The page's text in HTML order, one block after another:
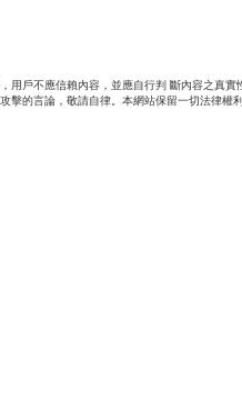
戶不應信賴內容，並應自行判 斷內容之真
的言論，敬請自律。本網站保留一切法律權利